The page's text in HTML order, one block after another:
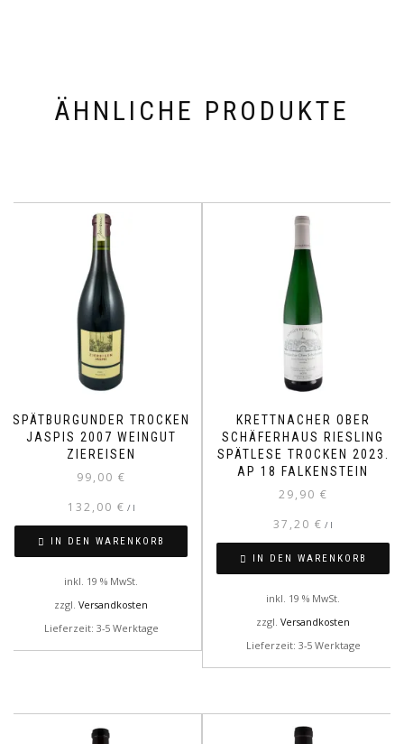
ÄHNLICHE PRODUKTE
SPÄTBURGUNDER TROCKEN
JASPIS 2007 WEINGUT
ZIEREISEN
99,00 €
132,00 € / l
IN DEN WARENKORB
inkl. 19 % MwSt.
zzgl. Versandkosten
Lieferzeit: 3-5 Werktage
KRETTNACHER OBER
SCHÄFERHAUS RIESLING
SPÄTLESE TROCKEN 2023.
AP 18 FALKENSTEIN
29,90 €
37,20 € / l
IN DEN WARENKORB
inkl. 19 % MwSt.
zzgl. Versandkosten
Lieferzeit: 3-5 Werktage